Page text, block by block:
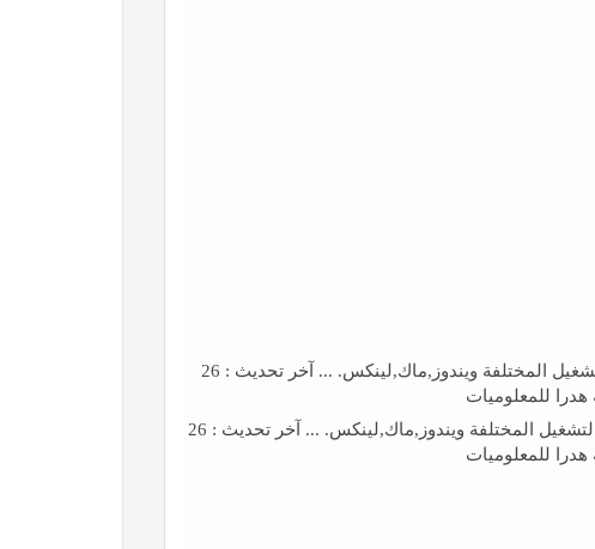
تحميل جميع برامج الكمبيوتر وانظمة التشغيل المختلفة ويندوز,ماك,لينكس. ... آخر تحديث : 26
تحميل جميع برامج الكمبيوتر وانظمة التشغيل المختلفة ويندوز,ماك,لينكس. ... آخر تحديث : 26